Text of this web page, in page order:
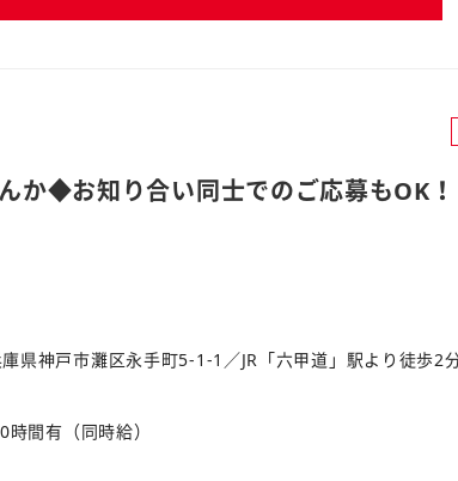
か◆お知り合い同士でのご応募もOK！
庫県神戸市灘区永手町5-1-1／JR「六甲道」駅より徒歩2
間有（同時給）